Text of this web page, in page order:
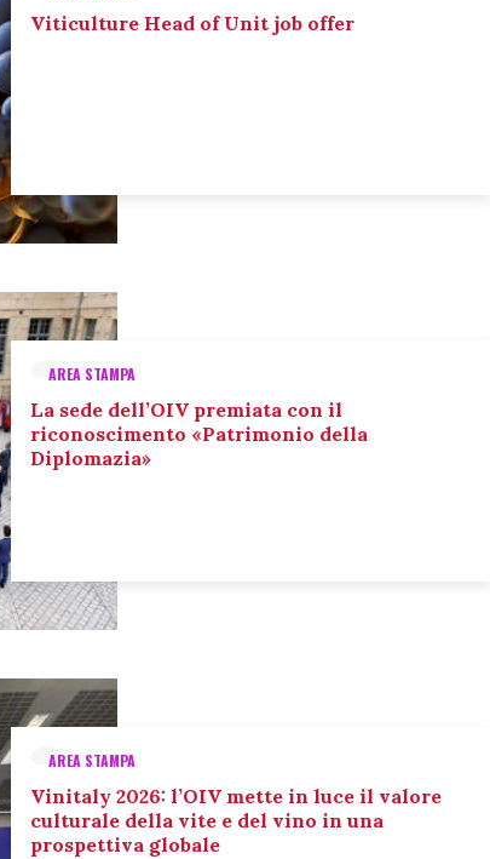
Viticulture Head of Unit job offer
AREA STAMPA
La sede dell’OIV premiata con il
riconoscimento «Patrimonio della
Diplomazia»
AREA STAMPA
Vinitaly 2026: l’OIV mette in luce il valore
culturale della vite e del vino in una
prospettiva globale